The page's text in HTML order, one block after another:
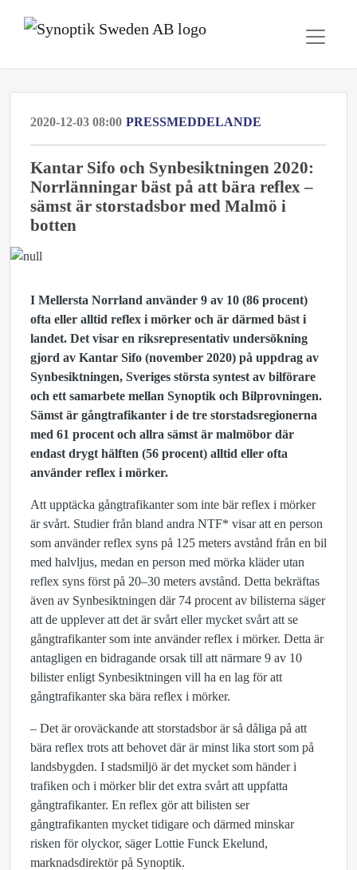
2020-12-03 08:00 PRESSMEDDELANDE
Kantar Sifo och Synbesiktningen 2020:
Norrlänningar bäst på att bära reflex –
sämst är storstadsbor med Malmö i
botten
I Mellersta Norrland använder 9 av 10 (86 procent)
ofta eller alltid reflex i mörker och är därmed bäst i
landet. Det visar en riksrepresentativ undersökning
gjord av Kantar Sifo (november 2020) på uppdrag av
Synbesiktningen, Sveriges största syntest av bilförare
och ett samarbete mellan Synoptik och Bilprovningen.
Sämst är gångtrafikanter i de tre storstadsregionerna
med 61 procent och allra sämst är malmöbor där
endast drygt hälften (56 procent) alltid eller ofta
använder reflex i mörker.
Att upptäcka gångtrafikanter som inte bär reflex i mörker
är svårt. Studier från bland andra NTF* visar att en person
som använder reflex syns på 125 meters avstånd från en bil
med halvljus, medan en person med mörka kläder utan
reflex syns först på 20–30 meters avstånd. Detta bekräftas
även av Synbesiktningen där 74 procent av bilisterna säger
att de upplever att det är svårt eller mycket svårt att se
gångtrafikanter som inte använder reflex i mörker. Detta är
antagligen en bidragande orsak till att närmare 9 av 10
bilister enligt Synbesiktningen vill ha en lag för att
gångtrafikanter ska bära reflex i mörker.
– Det är oroväckande att storstadsbor är så dåliga på att
bära reflex trots att behovet där är minst lika stort som på
landsbygden. I stadsmiljö är det mycket som händer i
trafiken och i mörker blir det extra svårt att uppfatta
gångtrafikanter. En reflex gör att bilisten ser
gångtrafikanten mycket tidigare och därmed minskar
risken för olyckor, säger Lottie Funck Ekelund,
marknadsdirektör på Synoptik.